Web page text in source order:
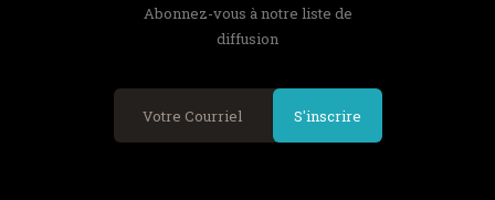
Abonnez-vous à notre liste de
diffusion
S'inscrire